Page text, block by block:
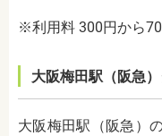
※利用料 300円から
大阪梅田駅（阪急
大阪梅田駅（阪急）